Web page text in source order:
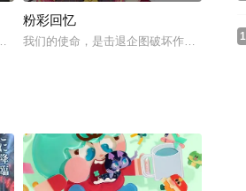
，破坏与创造的故事即将拉开序幕！照相馆
是靠了过来》宣布TV动画化
粉彩回忆
我们的使命，是击退企图破坏作品世界的